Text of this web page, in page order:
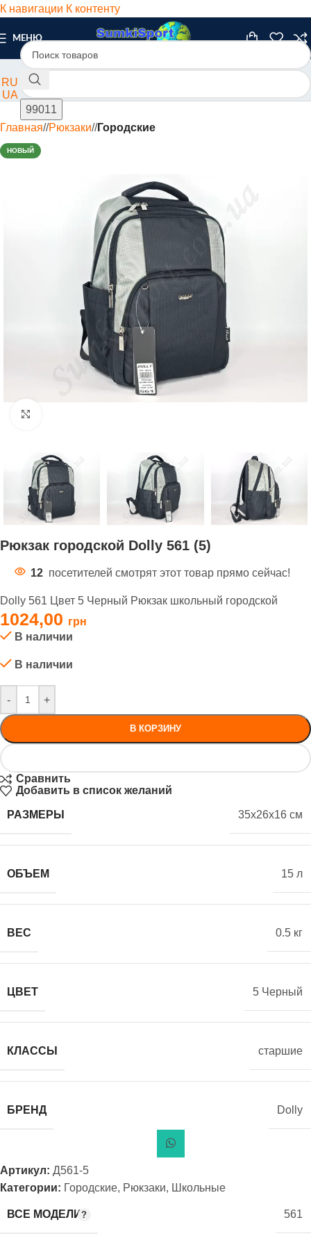
К навигации К контенту
МЕНЮ
RU
UA
Главная/ Рюкзаки/ Городские
НОВЫЙ
Рюкзак городской Dolly 561 (5)
12 посетителей смотрят этот товар прямо сейчас!
Dolly 561 Цвет 5 Черный Рюкзак школьный городской
1024,00
В наличии
В наличии
- +
В КОРЗИНУ
Сравнить
Добавить в список желаний
РАЗМЕРЫ 35x26x16 см
ОБЪЕМ 15 л
ВЕС 0.5 кг
ЦВЕТ 5 Черный
КЛАССЫ старшие
БРЕНД Dolly
Артикул: Д561-5
Категории: Городские, Рюкзаки, Школьные
ВСЕ МОДЕЛИ 561